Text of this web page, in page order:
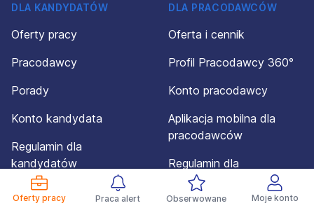
Oferty pracy Praca alert Obserwowane Moje konto
DLA KANDYDATÓW
Oferty pracy
Pracodawcy
Porady
Konto kandydata
Regulamin dla
kandydatów
Powiadomienia
DLA PRACODAWCÓW
Oferta i cennik
Profil Pracodawcy 360°
Konto pracodawcy
Aplikacja mobilna dla
pracodawców
Regulamin dla
pracodawców